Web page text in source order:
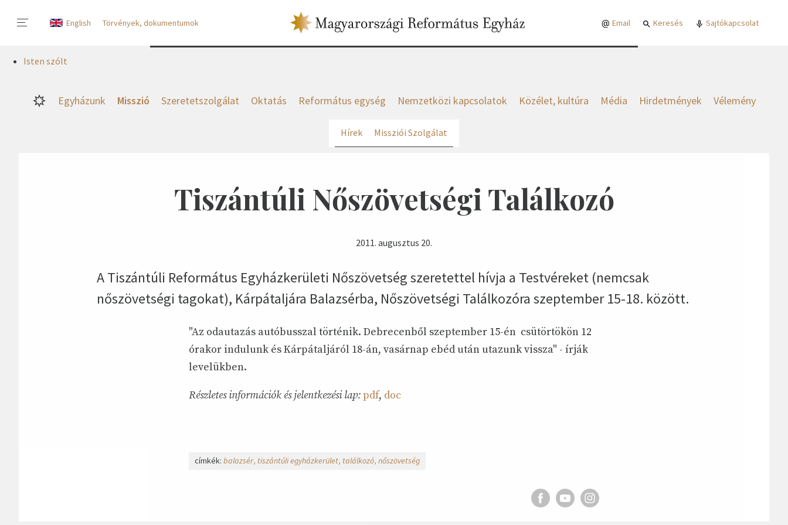
English Törvények, dokumentumok Email Keresés Sajtókapcsolat
Isten szólt
Egyházunk Misszió Szeretetszolgálat Oktatás Református egység Nemzetközi kapcsolatok Közélet, kultúra Média Hirdetmények Vélemény
Hírek Missziói Szolgálat
Tiszántúli Nőszövetségi Találkozó
2011. augusztus 20.
A Tiszántúli Református Egyházkerületi Nőszövetség szeretettel hívja a Testvéreket (nemcsak
nőszövetségi tagokat), Kárpátaljára Balazsérba, Nőszövetségi Találkozóra szeptember 15-18. között.
"Az odautazás autóbusszal történik. Debrecenből szeptember 15-én csütörtökön 12
órakor indulunk és Kárpátaljáról 18-án, vasárnap ebéd után utazunk vissza" - írják
levelükben.
Részletes információk és jelentkezési lap:pdf, doc
címkék: balazsér tiszántúli egyházkerület találkozó nőszövetség